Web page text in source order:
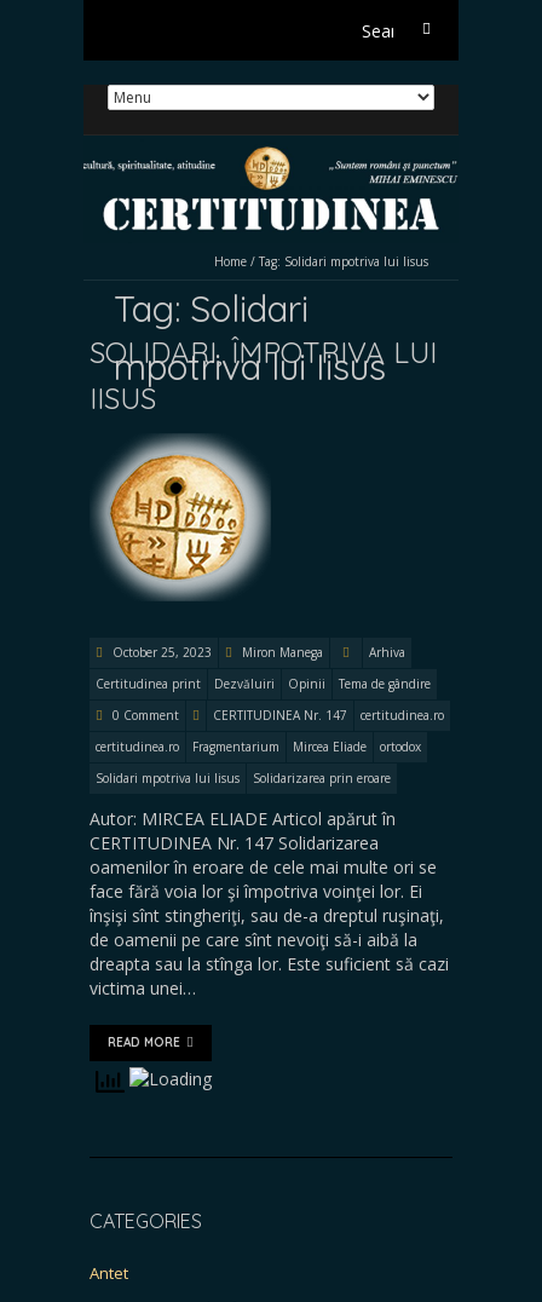
Search
Home / Tag: Solidari mpotriva lui Iisus
Tag: Solidari
mpotriva lui Iisus
SOLIDARI, ÎMPOTRIVA LUI
IISUS
October 25, 2023 Miron Manega
Arhiva
Certitudinea print
Dezvăluiri Opinii
Tema de gândire
0 Comment
CERTITUDINEA Nr. 147
certitudinea.ro
certitudinea.ro
Fragmentarium Mircea Eliade
ortodox
Solidari mpotriva lui Iisus
Solidarizarea prin eroare
Autor: MIRCEA ELIADE Articol apărut în
CERTITUDINEA Nr. 147 Solidarizarea
oamenilor în eroare de cele mai multe ori se
face fără voia lor şi împotriva voinţei lor. Ei
înşişi sînt stingheriţi, sau de-a dreptul ruşinaţi,
de oamenii pe care sînt nevoiţi să-i aibă la
dreapta sau la stînga lor. Este suficient să cazi
victima unei…
READ MORE
CATEGORIES
Antet